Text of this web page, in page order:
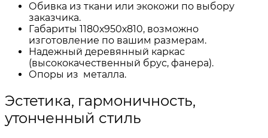
Обивка из ткани или экокожи по выбору
заказчика.
Габариты 1180х950х810, возможно
изготовление по вашим размерам.
Надежный деревянный каркас
(высококачественный брус, фанера).
Опоры из металла.
Эстетика, гармоничность,
утонченный стиль